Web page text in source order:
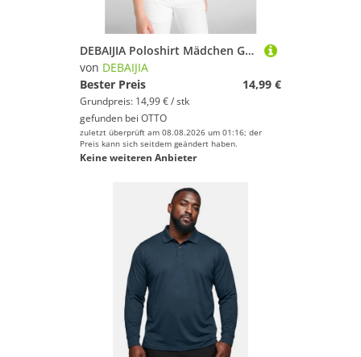
DEBAIJIA Poloshirt Mädchen Golf Poloshirt Schnell trocknend Kurzarm Sport Freizeit
von DEBAIJIA
Bester Preis
14,99 €
Grundpreis: 14,99 € / stk
gefunden bei OTTO
zuletzt überprüft am 08.08.2026 um 01:16; der
Preis kann sich seitdem geändert haben.
Keine weiteren Anbieter